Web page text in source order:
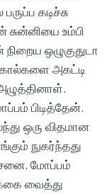
கடிச்சு
உம்பி
ஒழுகுதுடா
கால்களை அகட்டி
பிடித்தேன்.
ஒரு விதமான
நுகர்ந்தது
மோப்பம்
வைத்து